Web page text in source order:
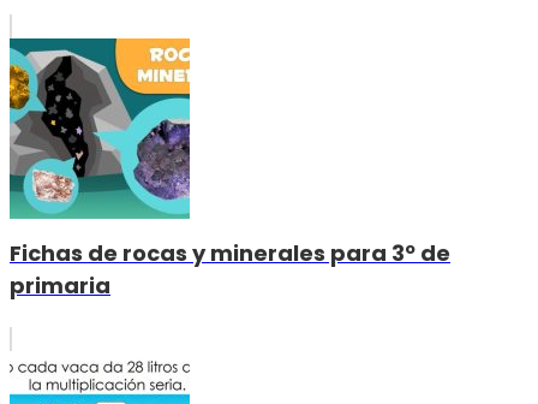
Fichas de rocas y minerales para 3º de
primaria